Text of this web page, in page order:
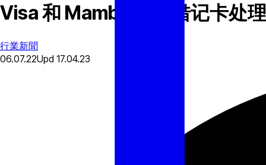
Visa 和 Mambu 全球借记卡处
行業新聞
06.07.22Upd 17.04.23